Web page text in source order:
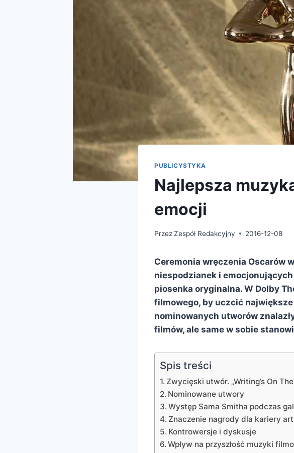
PUBLICYSTYKA
Najlepsza
emocji
PrzezZespół Redakcyjny 2016-12-08
Ceremonia wręczenia Oscarów
niespodzianek i
piosenka oryginalna. W Dolby
filmowego, by uczcić
nominowanych utworów
filmów, ale same w sobie
Spis treści
Zwycięski utwór. „Writing’s On
Nominowane utwory
Występ Sama Smitha podczas
Znaczenie nagrody dla kariery
Kontrowersje i dyskusje
Wpływ na przyszłość muzyki